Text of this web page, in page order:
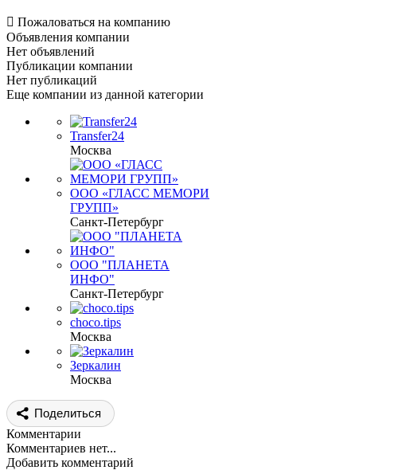
 Пожаловаться на компанию
Объявления компании
Нет объявлений
Публикации компании
Нет публикаций
Еще компании из данной категории
Transfer24
Москва
ООО «ГЛАСС МЕМОРИ
ГРУПП»
Санкт-Петербург
ООО "ПЛАНЕТА
ИНФО"
Санкт-Петербург
choco.tips
Москва
Зеркалин
Москва
Поделиться
Комментарии
Комментариев нет...
Добавить комментарий